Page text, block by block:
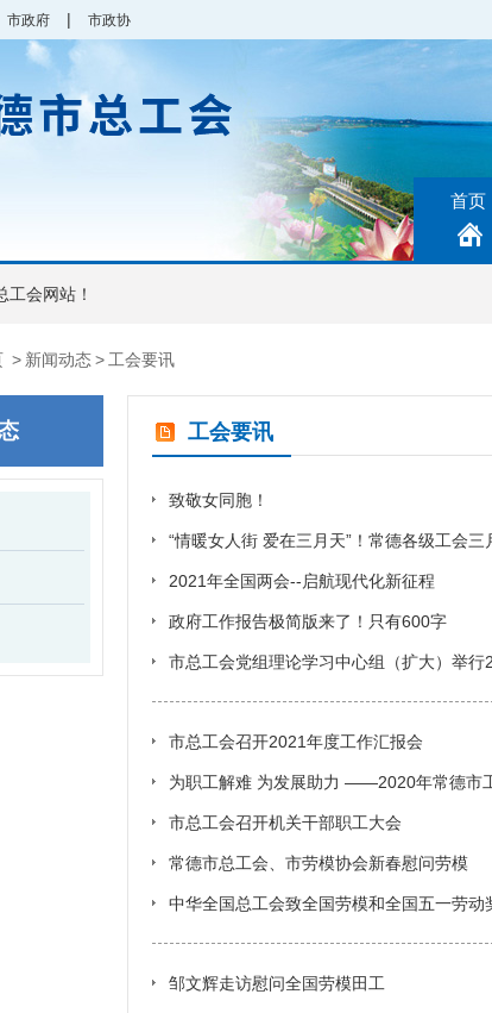
市政府 | 市政协
首页
工会网站！
> 新闻动态> 工会要讯
工会要讯
致敬女同胞！
“情暖女人街 爱在三月天”！常德各级工会三
2021年全国两会--启航现代化新征程
政府工作报告极简版来了！只有600字
市总工会党组理论学习中心组（扩大）举行
市总工会召开2021年度工作汇报会
为职工解难 为发展助力 ——2020年常德市
市总工会召开机关干部职工大会
常德市总工会、市劳模协会新春慰问劳模
中华全国总工会致全国劳模和全国五一劳
邹文辉走访慰问全国劳模田工